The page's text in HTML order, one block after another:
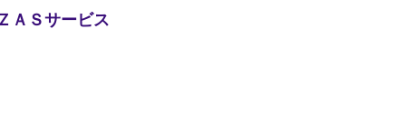
ＡＳサービス